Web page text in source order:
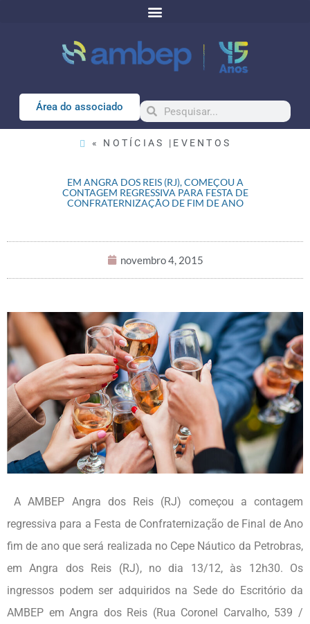
Área do associado
« NOTÍCIAS | EVENTOS
EM ANGRA DOS REIS (RJ), COMEÇOU A
CONTAGEM REGRESSIVA PARA FESTA DE
CONFRATERNIZAÇÃO DE FIM DE ANO
novembro 4, 2015
A AMBEP Angra dos Reis (RJ) começou a contagem
regressiva para a Festa de Confraternização de Final de Ano
fim de ano que será realizada no Cepe Náutico da Petrobras,
em Angra dos Reis (RJ), no dia 13/12, às 12h30. Os
ingressos podem ser adquiridos na Sede do Escritório da
AMBEP em Angra dos Reis (Rua Coronel Carvalho, 539 /